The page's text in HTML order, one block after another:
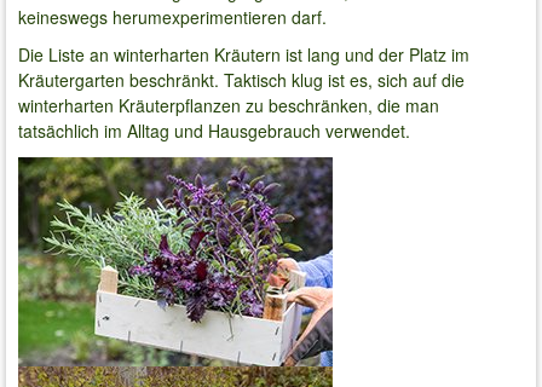
keineswegs herumexperimentieren darf.
Die Liste an winterharten Kräutern ist lang und der Platz im
Kräutergarten beschränkt. Taktisch klug ist es, sich auf die
winterharten Kräuterpflanzen zu beschränken, die man
tatsächlich im Alltag und Hausgebrauch verwendet.